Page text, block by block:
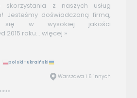
skorzystania z naszych usług
Jesteśmy doświadczoną firmą,
się w wysokiej jakości
2015 roku... więcej »
polski–ukraiński
Warszawa i 6 innych